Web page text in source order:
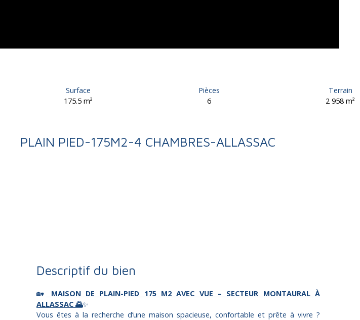
Surface
175.5 m²
Pièces
6
Terrain
2 958 m²
PLAIN PIED-175M2-4 CHAMBRES-ALLASSAC
Descriptif du bien
🏡
MAISON DE PLAIN-PIED 175 M2 AVEC VUE – SECTEUR MONTAURAL À
ALLASSAC 🌄✨
Vous êtes à la recherche d’une maison spacieuse, confortable et prête à vivre ?